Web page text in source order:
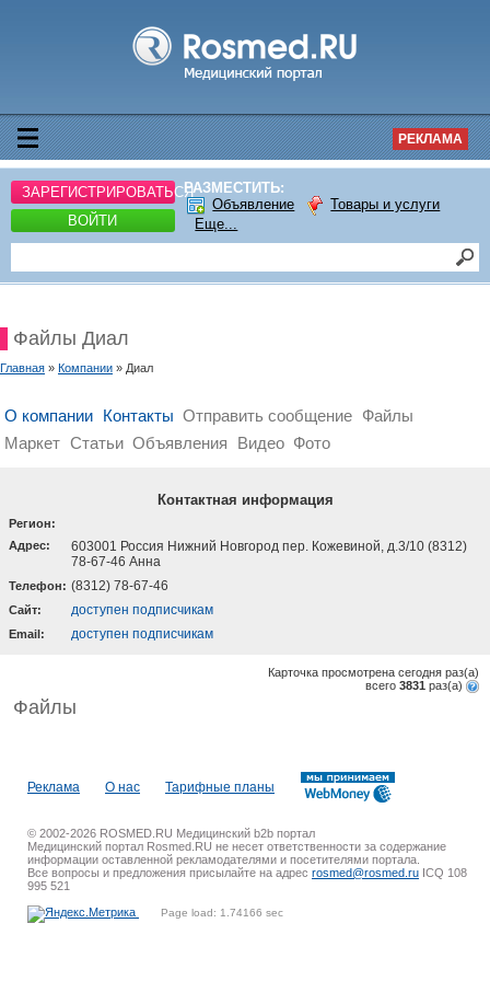
РЕКЛАМА
ЗАРЕГИСТРИРОВАТЬСЯ
ВОЙТИ
РАЗМЕСТИТЬ:
Объявление
Товары и услуги
Еще...
Файлы Диал
Главная » Компании » Диал
О компании Контакты Отправить сообщение Файлы
Маркет Статьи Объявления Видео Фото
Контактная информация
Регион:
Адрес:
603001 Россия Нижний Новгород пер. Кожевиной, д.3/10 (8312)
78-67-46 Анна
Телефон: (8312) 78-67-46
Cайт: доступен подписчикам
Email: доступен подписчикам
Карточка просмотрена сегодня раз(a)
всего 3831 раз(a)
Файлы
Реклама О нас Тарифные планы
© 2002-2026 ROSMED.RU Медицинский b2b портал
Медицинский портал Rosmed.RU не несет ответственности за содержание
информации оставленной рекламодателями и посетителями портала.
Все вопросы и предложения присылайте на адрес rosmed@rosmed.ru ICQ 108
995 521
Page load: 1.74166 sec